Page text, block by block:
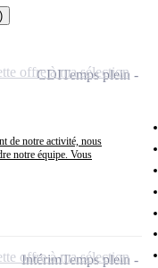
de notre activité, nous
notre équipe. Vous
CDITemps plein
offre à ma sélection
IntérimTemps plein
offre à ma sélection